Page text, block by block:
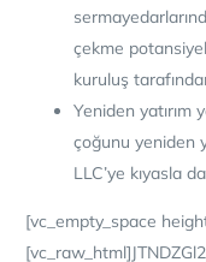
çekme
kuruluş
Yeniden yatırım
çoğunu yeniden
LLC’ye kıyasla
[vc_empty_space